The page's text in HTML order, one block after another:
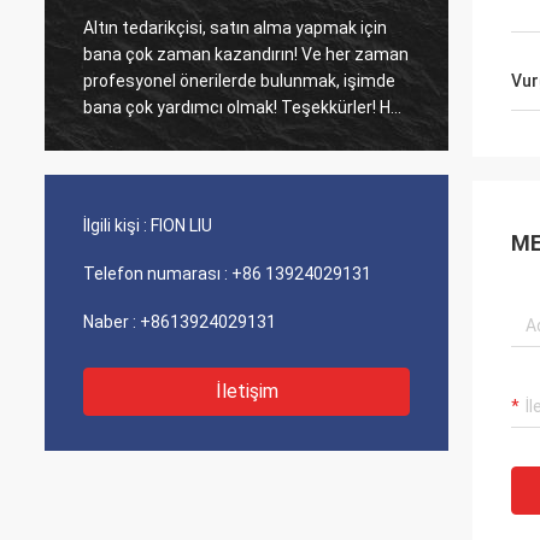
Altın tedarikçisi, satın alma yapmak için
bana çok zaman kazandırın! Ve her zaman
profesyonel önerilerde bulunmak, işimde
bana çok yardımcı olmak! Teşekkürler! Her
şey en iyi sırada, kaliteli mallar, hızlı
kaliteli görünüyor ve satın almak için
compnay ile iletişime geçecek Daha fazla
Eski
maliyet
iyi
İlgili kişi : FION LIU
Telefon numarası : +86 13924029131
Naber : +8613924029131
İletişim